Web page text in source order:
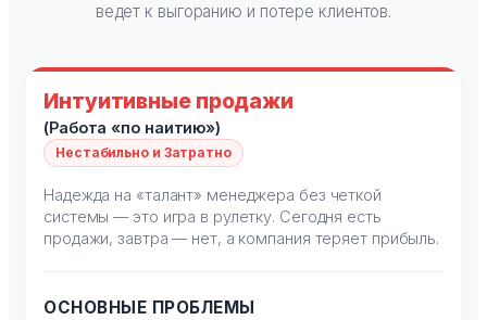
ведет к выгоранию и потере клиентов.
Интуитивные продажи
(Работа «по наитию»)
Нестабильно и Затратно
Надежда на «талант» менеджера без четкой
системы — это игра в рулетку. Сегодня есть
продажи, завтра — нет, а компания теряет прибыль.
ОСНОВНЫЕ ПРОБЛЕМЫ